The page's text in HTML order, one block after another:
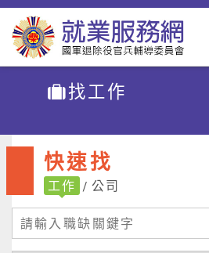
找工作
快速找
工作 公司